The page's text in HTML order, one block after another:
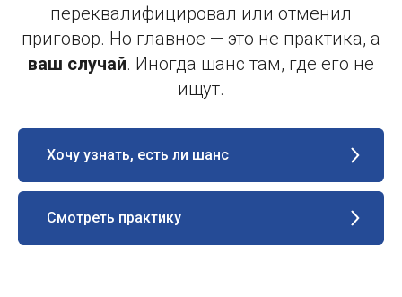
переквалифицировал или отменил
приговор. Но главное — это не практика, а
ваш случай. Иногда шанс там, где его не
ищут.
Хочу узнать, есть ли шанс
Смотреть практику